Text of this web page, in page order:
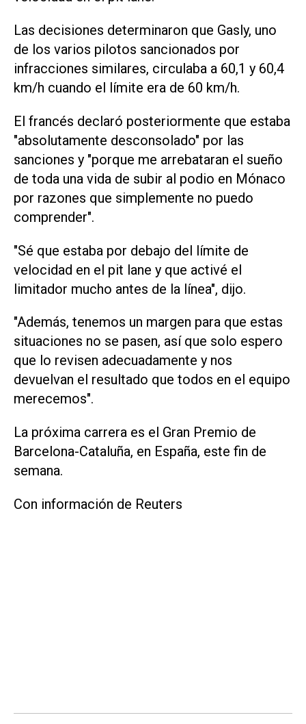
Las decisiones determinaron que Gasly, uno
de los ⁠varios pilotos sancionados por
infracciones similares, circulaba a 60,1 y 60,4
km/h cuando el límite era de 60 km/h.
El francés declaró posteriormente que estaba
"absolutamente desconsolado" por las
sanciones y "porque me arrebataran el sueño
de toda una vida de ‌subir al podio en Mónaco
por razones que simplemente no puedo
comprender".
"Sé que estaba por debajo del límite de
velocidad en el pit lane y que activé el
limitador mucho antes ‌de la línea", dijo.
"Además, tenemos un margen para que estas
situaciones no se pasen, así que ‌solo espero
⁠que lo revisen adecuadamente y nos
devuelvan el resultado que todos ​en el equipo
merecemos".
La próxima carrera es el Gran Premio de
Barcelona-Cataluña, en España, este fin de
semana.
Con información de Reuters